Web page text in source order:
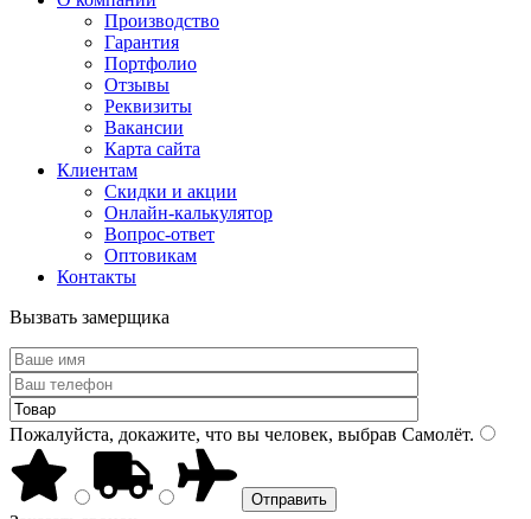
Производство
Гарантия
Портфолио
Отзывы
Реквизиты
Вакансии
Карта сайта
Клиентам
Скидки и акции
Онлайн-калькулятор
Вопрос-ответ
Оптовикам
Контакты
Вызвать замерщика
Пожалуйста, докажите, что вы человек, выбрав Самолёт.